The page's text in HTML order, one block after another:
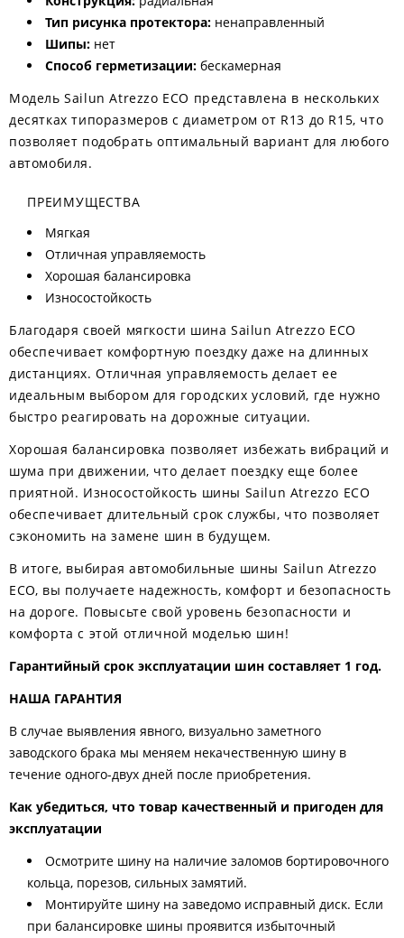
Тип рисунка протектора: ненаправленный
Шипы: нет
Способ герметизации: бескамерная
Модель Sailun Atrezzo ECO представлена в нескольких
десятках типоразмеров с диаметром от R13 до R15, что
позволяет подобрать оптимальный вариант для любого
автомобиля.
ПРЕИМУЩЕСТВА
Мягкая
Отличная управляемость
Хорошая балансировка
Износостойкость
Благодаря своей мягкости шина Sailun Atrezzo ECO
обеспечивает комфортную поездку даже на длинных
дистанциях. Отличная управляемость делает ее
идеальным выбором для городских условий, где нужно
быстро реагировать на дорожные ситуации.
Хорошая балансировка позволяет избежать вибраций и
шума при движении, что делает поездку еще более
приятной. Износостойкость шины Sailun Atrezzo ECO
обеспечивает длительный срок службы, что позволяет
сэкономить на замене шин в будущем.
В итоге, выбирая автомобильные шины Sailun Atrezzo
ECO, вы получаете надежность, комфорт и безопасность
на дороге. Повысьте свой уровень безопасности и
комфорта с этой отличной моделью шин!
Гарантийный срок эксплуатации шин составляет 1 год.
НАША ГАРАНТИЯ
В случае выявления явного, визуально заметного
заводского брака мы меняем некачественную шину в
течение одного-двух дней после приобретения.
Как убедиться, что товар качественный и пригоден для
эксплуатации
Осмотрите шину на наличие заломов бортировочного
кольца, порезов, сильных замятий.
Монтируйте шину на заведомо исправный диск. Если
при балансировке шины проявится избыточный